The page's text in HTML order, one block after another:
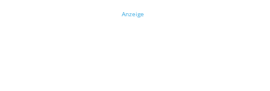
Anzeige